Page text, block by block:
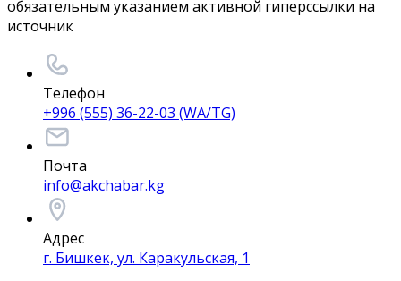
обязательным указанием активной гиперссылки на
источник
Телефон
+996 (555) 36-22-03 (WA/TG)
Почта
info@akchabar.kg
Адрес
г. Бишкек, ул. Каракульская, 1